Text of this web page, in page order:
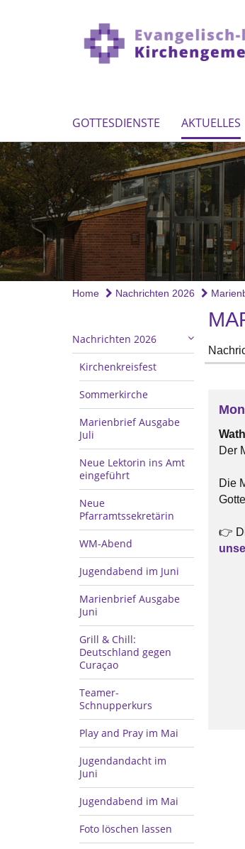
GOTTESDIENSTE AKTUELLES
Home Nachrichten 2026
Nachrichten 2026
Kirchenkreisfest
Sommerkirche
Marienbrief Ausgabe
Juli
Neue Lektorin ins Amt
eingeführt
Neue
Pfarramtssekretärin
WM-Abend
Jugendabend im Juni
Marienbrief Ausgabe
Juni
Grill & Chill:
Deutschland gegen
Curaçao
Teamer-
Schnupperkurs
Play and Pray im Mai
Jugendandacht im
Juni
Jugendabend im Mai
Foto löschen lassen
Der
Die
👉